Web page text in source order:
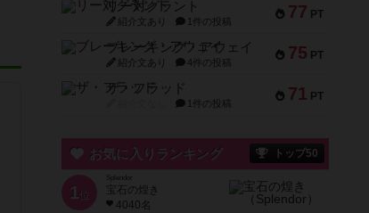
77 PT
リー対グラント
紹介文あり 1件の投稿
75 PT
ブレーキング・アウェイ
紹介文あり 4件の投稿
71 PT
ザ・フラッド
1件の投稿
お気に入りランキング トップ50
1 位
宝石の煌き
4040名